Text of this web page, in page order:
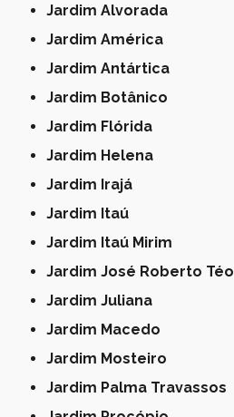
Jardim Alvorada
Jardim América
Jardim Antártica
Jardim Botânico
Jardim Flórida
Jardim Helena
Jardim Irajá
Jardim Itaú
Jardim Itaú Mirim
Jardim José Roberto Téo
Jardim Juliana
Jardim Macedo
Jardim Mosteiro
Jardim Palma Travassos